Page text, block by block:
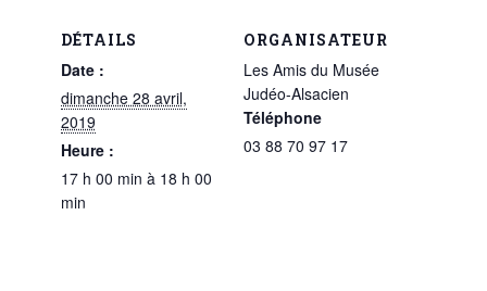
DÉTAILS
Date :
dimanche 28 avril,
2019
Heure :
17 h 00 min à 18 h 00
min
ORGANISATEUR
Les Amis du Musée
Judéo-Alsacien
Téléphone
03 88 70 97 17